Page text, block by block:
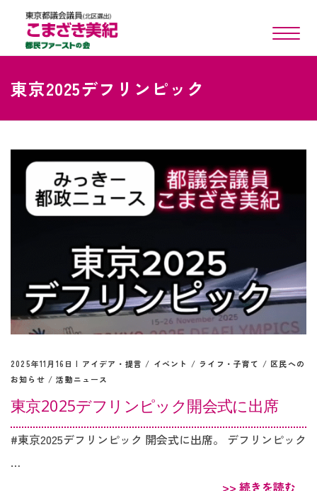
toggle
東京2025デフリンピック
2025年11月16日 | アイデア・提言 / イベント / ライフ・子育て / 区民への
お知らせ /活動ニュース
東京2025デフリンピック開会式に出席
#東京2025デフリンピック 開会式に出席。 デフリンピック
…
>> 続きを読む